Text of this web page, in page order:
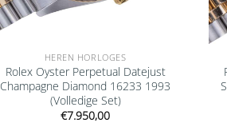
HEREN HORLOGES
Rolex Oyster Perpetual Datejust
Champagne Diamond 16233 1993
(Volledige Set)
€7.950,00